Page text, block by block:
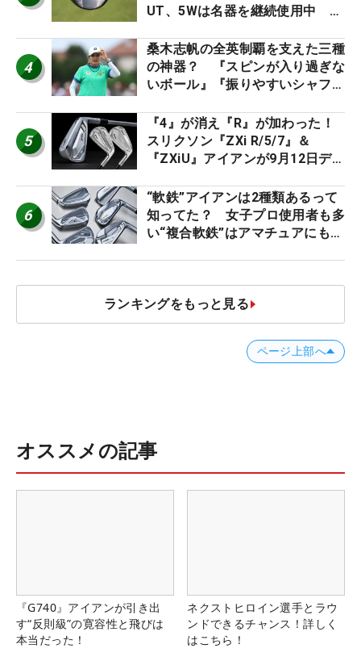
UT、5Wは名器を継続使用中 #
4
桑木志帆の全英制覇を支えた三種
の神器？ 『スピンが入り過ぎな
いボール』『振りやすいシャフ
ー』 #女子プロセッティング
5
『4』が消え『R』が加わった！
スリクソン『ZXi R/5/7』＆
『ZXiU』アイアンが9月12日デ
6
“軟鉄”アイアンは2種類あるって
知ってた？ 女子プロ使用者も多
い“複合軟鉄”はアマチュアにもオ
ランキングをもっと見る
ページ上部へ
オススメの記事
『G740』アイアンが引き出
す“反則級”の寛容性と飛びは
本当だった！
ネクストヒロイン選手とラウ
ンドできるチャンス！詳しく
はこちら！